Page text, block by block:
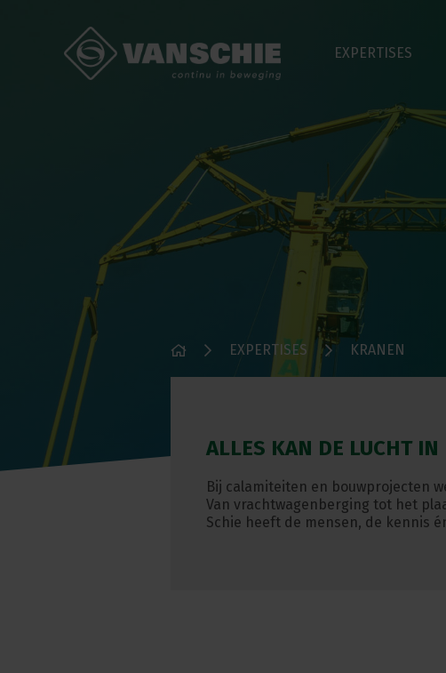
EXPERTISES
EXPERTISES KRANEN
ALLES KAN DE LUCHT IN
Bij calamiteiten en bouwprojecten
Van vrachtwagenberging tot het
Schie heeft de mensen, de kennis